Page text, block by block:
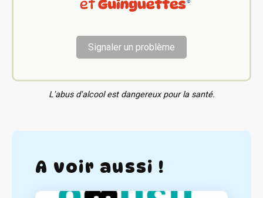
Signaler un problème
L'abus d'alcool est dangereux pour la santé.
A voir aussi !